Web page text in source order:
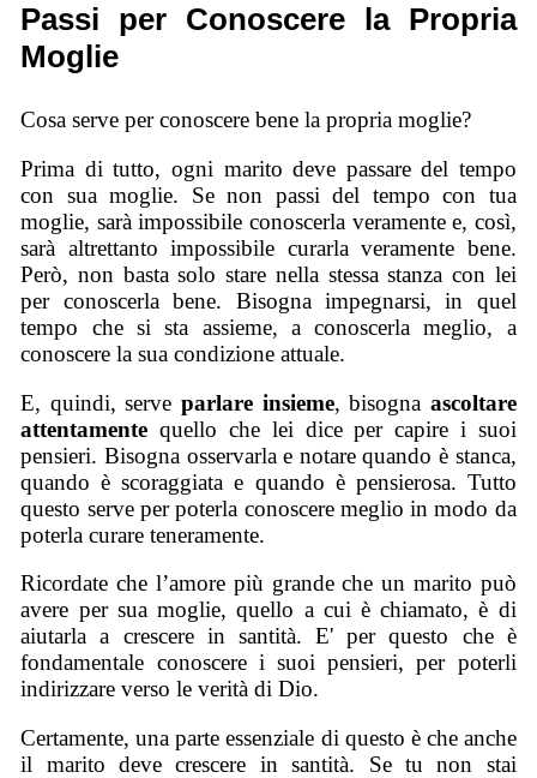
Passi per Conoscere la Propria
Moglie
Cosa serve per conoscere bene la propria moglie?
Prima di tutto, ogni marito deve passare del tempo
con sua moglie. Se non passi del tempo con tua
moglie, sarà impossibile conoscerla veramente e, così,
sarà altrettanto impossibile curarla veramente bene.
Però, non basta solo stare nella stessa stanza con lei
per conoscerla bene. Bisogna impegnarsi, in quel
tempo che si sta assieme, a conoscerla meglio, a
conoscere la sua condizione attuale.
E, quindi, serve parlare insieme, bisogna ascoltare
attentamente quello che lei dice per capire i suoi
pensieri. Bisogna osservarla e notare quando è stanca,
quando è scoraggiata e quando è pensierosa. Tutto
questo serve per poterla conoscere meglio in modo da
poterla curare teneramente.
Ricordate che l’amore più grande che un marito può
avere per sua moglie, quello a cui è chiamato, è di
aiutarla a crescere in santità. E' per questo che è
fondamentale conoscere i suoi pensieri, per poterli
indirizzare verso le verità di Dio.
Certamente, una parte essenziale di questo è che anche
il marito deve crescere in santità. Se tu non stai